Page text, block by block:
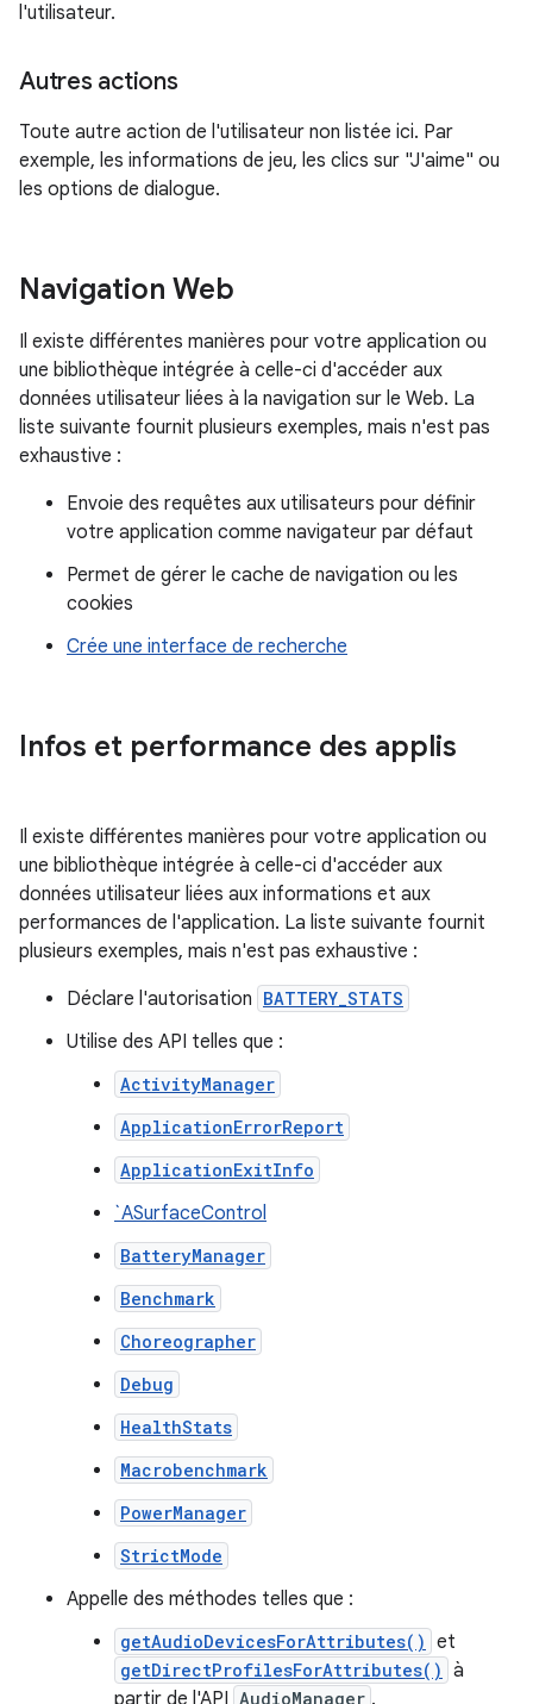
l'utilisateur.
Autres actions
Toute autre action de l'utilisateur non listée ici. Par
exemple, les informations de jeu, les clics sur "J'aime" ou
les options de dialogue.
Navigation Web
Il existe différentes manières pour votre application ou
une bibliothèque intégrée à celle-ci d'accéder aux
données utilisateur liées à la navigation sur le Web. La
liste suivante fournit plusieurs exemples, mais n'est pas
exhaustive :
Envoie des requêtes aux utilisateurs pour définir
votre application comme navigateur par défaut
Permet de gérer le cache de navigation ou les
cookies
Crée une interface de recherche
Infos et performance des applis
Il existe différentes manières pour votre application ou
une bibliothèque intégrée à celle-ci d'accéder aux
données utilisateur liées aux informations et aux
performances de l'application. La liste suivante fournit
plusieurs exemples, mais n'est pas exhaustive :
Déclare l'autorisation BATTERY_STATS
Utilise des API telles que :
ActivityManager
ApplicationErrorReport
ApplicationExitInfo
`ASurfaceControl
BatteryManager
Benchmark
Choreographer
Debug
HealthStats
Macrobenchmark
PowerManager
StrictMode
Appelle des méthodes telles que :
getAudioDevicesForAttributes() et
getDirectProfilesForAttributes() à
partir de l'API
AudioManager .